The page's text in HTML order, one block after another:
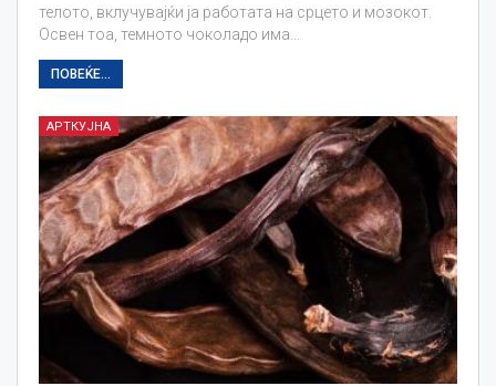
телото, вклучувајќи ја работата на срцето и мозокот.
Освен тоа, темното чоколадо има…
ПОВЕЌЕ...
АРТКУЈНА